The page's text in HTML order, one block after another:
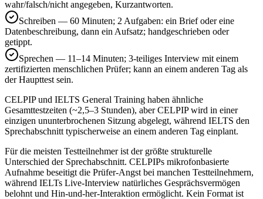
wahr/falsch/nicht angegeben, Kurzantworten.
Schreiben — 60 Minuten; 2 Aufgaben: ein Brief oder eine
Datenbeschreibung, dann ein Aufsatz; handgeschrieben oder
getippt.
Sprechen — 11–14 Minuten; 3-teiliges Interview mit einem
zertifizierten menschlichen Prüfer; kann an einem anderen Tag als
der Haupttest sein.
CELPIP und IELTS General Training haben ähnliche
Gesamttestzeiten (~2,5–3 Stunden), aber CELPIP wird in einer
einzigen ununterbrochenen Sitzung abgelegt, während IELTS den
Sprechabschnitt typischerweise an einem anderen Tag einplant.
Für die meisten Testteilnehmer ist der größte strukturelle
Unterschied der Sprechabschnitt. CELPIPs mikrofonbasierte
Aufnahme beseitigt die Prüfer-Angst bei manchen Testteilnehmern,
während IELTs Live-Interview natürliches Gesprächsvermögen
belohnt und Hin-und-her-Interaktion ermöglicht. Kein Format ist